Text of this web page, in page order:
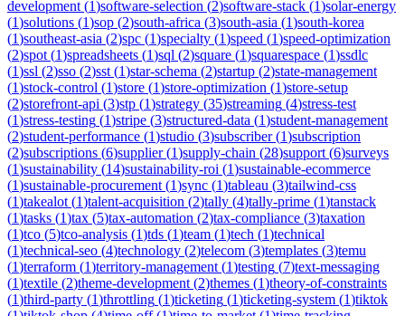
development (1)software-selection (2)software-stack (1)solar-energy
(1)solutions (1)sop (2)south-africa (3)south-asia (1)south-korea
(1)southeast-asia (2)spc (1)specialty (1)speed (1)speed-optimization
(2)spot (1)spreadsheets (1)sql (2)square (1)squarespace (1)ssdlc
(1)ssl (2)sso (2)sst (1)star-schema (2)startup (2)state-management
(1)stock-control (1)store (1)store-optimization (1)store-setup
(2)storefront-api (3)stp (1)strategy (35)streaming (4)stress-test
(1)stress-testing (1)stripe (3)structured-data (1)student-management
(2)student-performance (1)studio (3)subscriber(1)subscription
(2)subscriptions (6)supplier(1)supply-chain (28)support (6)surveys
(1)sustainability (14)sustainability-roi (1)sustainable-ecommerce
(1)sustainable-procurement (1)sync (1)tableau (3)tailwind-css
(1)takealot (1)talent-acquisition (2)tally (4)tally-prime (1)tanstack
(1)tasks (1)tax (5)tax-automation (2)tax-compliance (3)taxation
(1)tco (5)tco-analysis (1)tds (1)team (1)tech (1)technical
(1)technical-seo (4)technology (2)telecom (3)templates (3)temu
(1)terraform (1)territory-management (1)testing (7)text-messaging
(1)textile (2)theme-development (2)themes (1)theory-of-constraints
(1)third-party (1)throttling (1)ticketing (1)ticketing-system (1)tiktok